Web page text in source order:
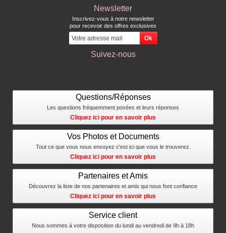
Newsletter
Inscrivez-vous à notre newsletter
pour recevoir des offres exclusives
Suivez-nous
Questions/Réponses
Les questions fréquemment posées et leurs réponses
Cliquez ici pour en savoir plus
Vos Photos et Documents
Tout ce que vous nous envoyez c'est ici que vous le trouverez.
Cliquez ici pour en savoir plus
Partenaires et Amis
Découvrez la liste de nos partenaires et amis qui nous font confiance
Cliquez ici pour en savoir plus
Service client
Nous sommes à votre disposition du lundi au vendredi de 9h à 18h